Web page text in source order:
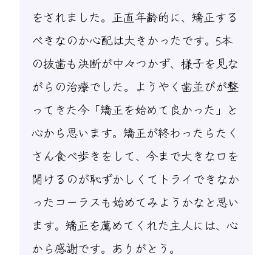
をされました。正直年齢的に、矯正する
べきなのか心配は大きかったです。5本
の抜歯も決断が中々つかず、様子を見な
がらの治療でした。ようやく歯並びが整
ってきた今「矯正を始めて良かった」と
心から思います。矯正が終わったらたく
さん食べ歩きをして、今まで大きな口を
開けるのが恥ずかしくてトライできなか
ったコーラスも始めてみようかなと思い
ます。矯正を薦めてくれた主人には、心
から感謝です。ありがとう。